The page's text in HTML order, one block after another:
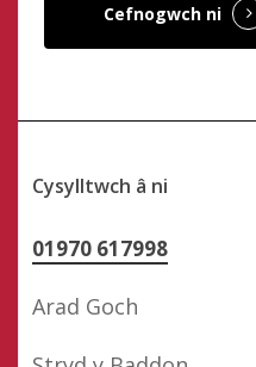
Cefnogwch ni
Cysylltwch â ni
01970 617998
Arad Goch